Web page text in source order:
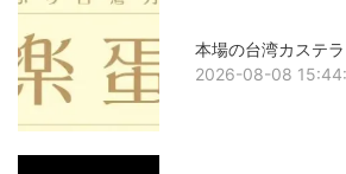
本場の台湾カステラ
2026-08-08